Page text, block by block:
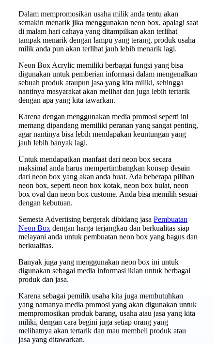
Dalam mempromosikan usaha milik anda tentu akan
semakin menarik jika menggunakan neon box, apalagi saat
di malam hari cahaya yang ditampilkan akan terlihat
tampak menarik dengan lampu yang terang, produk usaha
milik anda pun akan terlihat jauh lebih menarik lagi.
Neon Box Acrylic memiliki berbagai fungsi yang bisa
digunakan untuk pemberian informasi dalam mengenalkan
sebuah produk ataupun jasa yang kita miliki, sehingga
nantinya masyarakat akan melihat dan juga lebih tertarik
dengan apa yang kita tawarkan.
Karena dengan menggunakan media promosi seperti ini
memang dipandang memiliki peranan yang sangat penting,
agar nantinya bisa lebih mendapakan keuntungan yang
jauh lebih banyak lagi.
Untuk mendapatkan manfaat dari neon box secara
maksimal anda harus mempertimbangkan konsep desain
dari neon box yang akan anda buat. Ada beberapa pilihan
neon box, seperti neon box kotak, neon box bulat, neon
box oval dan neon box custome. Anda bisa memilih sesuai
dengan kebutuan.
Semesta Advertising bergerak dibidang jasa Pembuatan
Neon Box dengan harga terjangkau dan berkualitas siap
melayani anda untuk pembuatan neon box yang bagus dan
berkualitas.
Banyak juga yang menggunakan neon box ini untuk
digunakan sebagai media informasi iklan untuk berbagai
produk dan jasa.
Karena sebagai pemilik usaha kita juga membutuhkan
yang namanya media promosi yang akan digunakan untuk
mempromosikan produk barang, usaha atau jasa yang kita
miliki, dengan cara begini juga setiap orang yang
melihatnya akan tertarik dan mau membeli produk atau
jasa yang ditawarkan.